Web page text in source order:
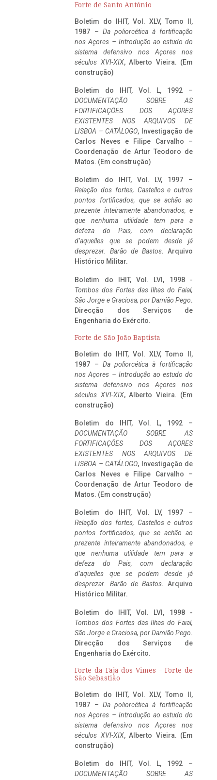
Forte de Santo António
Boletim do IHIT, Vol. XLV, Tomo II,
1987 – Da poliorcética à fortificação
nos Açores – Introdução ao estudo do
sistema defensivo nos Açores nos
séculos XVI-XIX, Alberto Vieira. (Em
construção)
Boletim do IHIT, Vol. L, 1992 –
DOCUMENTAÇÃO SOBRE AS
FORTIFICAÇÕES DOS AÇORES
EXISTENTES NOS ARQUIVOS DE
LISBOA – CATÁLOGO, Investigação de
Carlos Neves e Filipe Carvalho –
Coordenação de Artur Teodoro de
Matos. (Em construção)
Boletim do IHIT, Vol. LV, 1997 –
Relação dos fortes, Castellos e outros
pontos fortificados, que se achão ao
prezente inteiramente abandonados, e
que nenhuma utilidade tem para a
defeza do Pais, com declaração
d’aquelles que se podem desde já
desprezar. Barão de Bastos. Arquivo
Histórico Militar.
Boletim do IHIT, Vol. LVI, 1998 -
Tombos dos Fortes das Ilhas do Faial,
São Jorge e Graciosa, por Damião Pego.
Direcção dos Serviços de
Engenharia do Exército.
Forte de São João Baptista
Boletim do IHIT, Vol. XLV, Tomo II,
1987 – Da poliorcética à fortificação
nos Açores – Introdução ao estudo do
sistema defensivo nos Açores nos
séculos XVI-XIX, Alberto Vieira. (Em
construção)
Boletim do IHIT, Vol. L, 1992 –
DOCUMENTAÇÃO SOBRE AS
FORTIFICAÇÕES DOS AÇORES
EXISTENTES NOS ARQUIVOS DE
LISBOA – CATÁLOGO, Investigação de
Carlos Neves e Filipe Carvalho –
Coordenação de Artur Teodoro de
Matos. (Em construção)
Boletim do IHIT, Vol. LV, 1997 –
Relação dos fortes, Castellos e outros
pontos fortificados, que se achão ao
prezente inteiramente abandonados, e
que nenhuma utilidade tem para a
defeza do Pais, com declaração
d’aquelles que se podem desde já
desprezar. Barão de Bastos. Arquivo
Histórico Militar.
Boletim do IHIT, Vol. LVI, 1998 -
Tombos dos Fortes das Ilhas do Faial,
São Jorge e Graciosa, por Damião Pego.
Direcção dos Serviços de
Engenharia do Exército.
Forte da Fajã dos Vimes – Forte de
São Sebastião
Boletim do IHIT, Vol. XLV, Tomo II,
1987 – Da poliorcética à fortificação
nos Açores – Introdução ao estudo do
sistema defensivo nos Açores nos
séculos XVI-XIX, Alberto Vieira. (Em
construção)
Boletim do IHIT, Vol. L, 1992 –
DOCUMENTAÇÃO SOBRE AS